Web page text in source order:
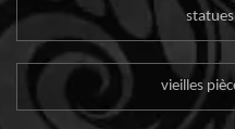
vieilles